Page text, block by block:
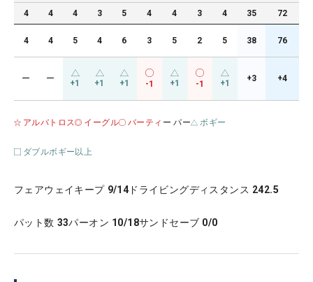
4 4 4 3 5 4 4 3 4 35 72
4 4 5 4 6 3 5 2 5 38 76
ー ー +1 +1 +1 -1 +1 -1 +1 +3 +4
アルバトロス イーグル バーティ ー パー ボギー
ダブルボギー以上
フェアウェイキープ 9/14 ドライビングディスタンス 242.5
パット数 33パーオン 10/18サンドセーブ 0/0